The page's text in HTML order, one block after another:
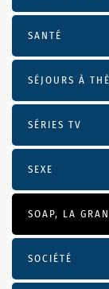
SANTÉ
SÉJOURS À
SÉRIES TV
SEXE
SOAP, LA
SOCIÉTÉ